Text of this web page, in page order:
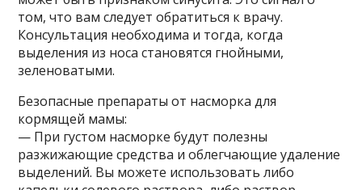
том, что вам следует обратиться к врачу.
Консультация необходима и тогда, когда
выделения из носа становятся гнойными,
зеленоватыми.
Безопасные препараты от насморка для
кормящей мамы:
— При густом насморке будут полезны
разжижающие средства и облегчающие удаление
выделений. Вы можете использовать либо